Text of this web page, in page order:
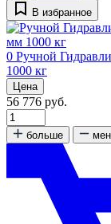
В избранное
0 Ручной
1000 кг
Цена
56 776 руб.
больше